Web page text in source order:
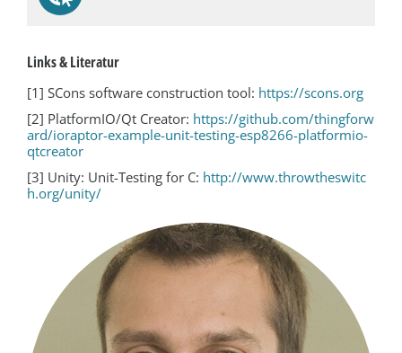
Links & Literatur
[1] SCons software construction tool: https://scons.org
[2] PlatformIO/Qt Creator: https://github.com/thingforw
ard/ioraptor-example-unit-testing-esp8266-platformio-
qtcreator
[3] Unity: Unit-Testing for C: http://www.throwtheswitc
h.org/unity/